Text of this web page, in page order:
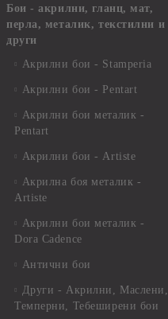
Бои - акрилни, гланц, мат,
перла, металик, текстилни и
други
Акрилни бои - Stamperia
Акрилни бои - Pentart
Акрилни бои металик -
Pentart
Акрилни бои - Artiste
Акрилна боя металик -
Artiste
Акрилни бои металик -
Dora Cadence
Антични бои
Други - Акрилни, Маслени,
Темперни, Тебеширени бои